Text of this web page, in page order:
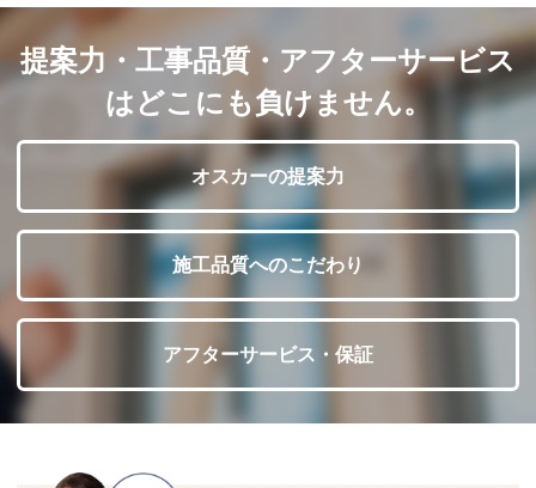
提案力・工事品質・アフターサービス
はどこにも負けません。
オスカーの提案力
施工品質へのこだわり
アフターサービス・保証